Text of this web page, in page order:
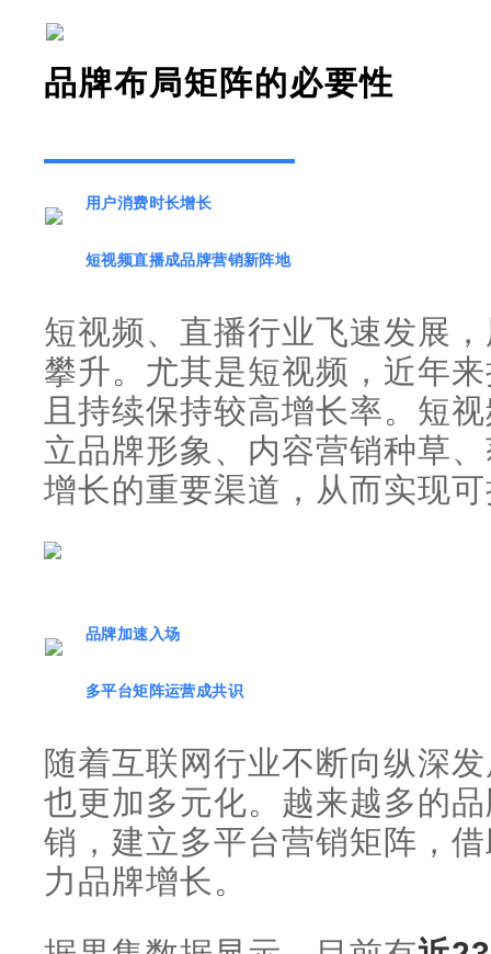
品牌布局矩阵的必要性
用户消费时长增长
短视频直播成品牌营销新阵地
短视频、直播行业飞速发展
攀升。尤其是短视频，近年
且持续保持较高增长率。短
立品牌形象、内容营销种草
增长的重要渠道，从而实现
品牌加速入场
多平台矩阵运营成共识
随着互联网行业不断向纵深
也更加多元化。越来越多的
销，建立多平台营销矩阵，
力品牌增长。